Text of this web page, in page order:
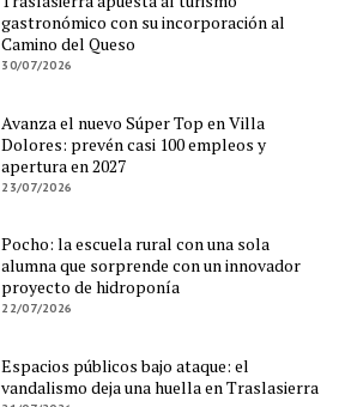
gastronómico con su incorporación al
Camino del Queso
30/07/2026
Avanza el nuevo Súper Top en Villa
Dolores: prevén casi 100 empleos y
apertura en 2027
23/07/2026
Pocho: la escuela rural con una sola
alumna que sorprende con un innovador
proyecto de hidroponía
22/07/2026
Espacios públicos bajo ataque: el
vandalismo deja una huella en Traslasierra